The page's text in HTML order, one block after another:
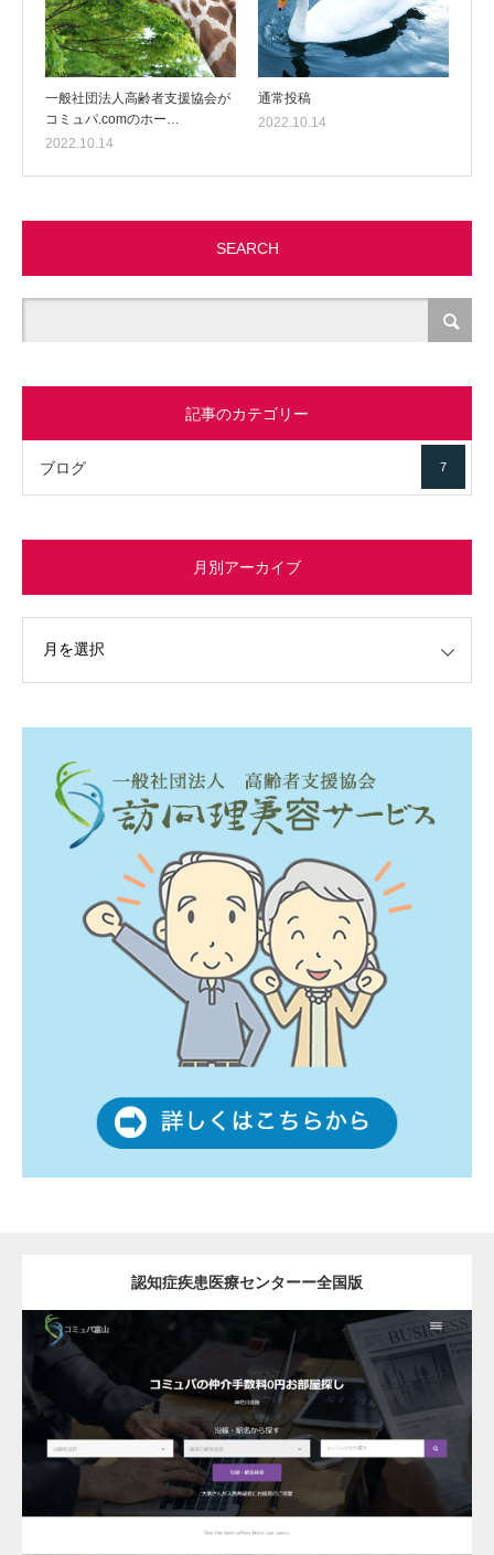
一般社団法人高齢者支援協会が
コミュパ.comのホー…
2022.10.14
通常投稿
2022.10.14
SEARCH
記事のカテゴリー
ブログ 7
月別アーカイブ
認知症疾患医療センターー全国版
更新日： 2023.03.10
認知症疾患医療センター
詳細 検索サイト